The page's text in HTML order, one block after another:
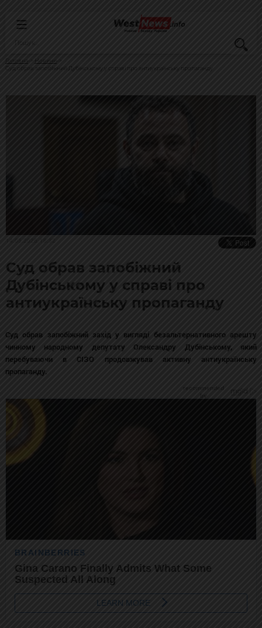
Головна
Новини
Суд обрав запобіжний Дубінському у справі про антиукраїнську пропаганду
Суд обрав запобіжний
Дубінському у справі про
антиукраїнську пропаганду
Суд обрав запобіжний захід у вигляді безальтернативного арешту
чинному народному депутату Олександру Дубінському, який
перебуваючи в СІЗО продовжував активну антиукраїнську
пропаганду.